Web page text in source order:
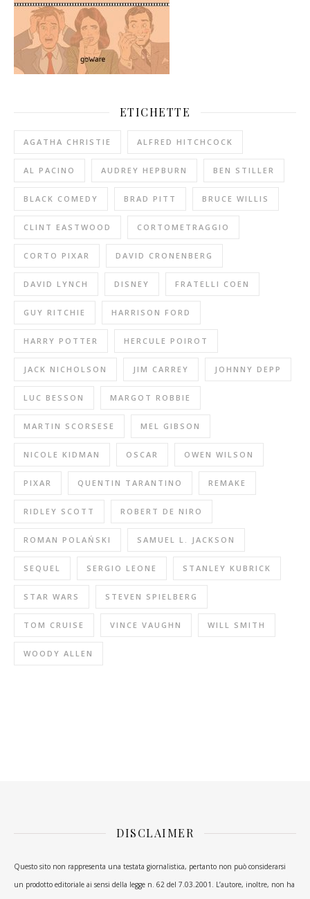
ETICHETTE
AGATHA CHRISTIE ALFRED HITCHCOCK
AL PACINO AUDREY HEPBURN BEN STILLER
BLACK COMEDY BRAD PITT BRUCE WILLIS
CLINT EASTWOOD CORTOMETRAGGIO
CORTO PIXAR DAVID CRONENBERG
DAVID LYNCH DISNEY FRATELLI COEN
GUY RITCHIE HARRISON FORD
HARRY POTTER HERCULE POIROT
JACK NICHOLSON JIM CARREY JOHNNY DEPP
LUC BESSON MARGOT ROBBIE
MARTIN SCORSESE MEL GIBSON
NICOLE KIDMAN OSCAR OWEN WILSON
PIXAR QUENTIN TARANTINO REMAKE
RIDLEY SCOTT ROBERT DE NIRO
ROMAN POLAŃSKI SAMUEL L. JACKSON
SEQUEL SERGIO LEONE STANLEY KUBRICK
STAR WARS STEVEN SPIELBERG
TOM CRUISE VINCE VAUGHN WILL SMITH
WOODY ALLEN
DISCLAIMER
Questo sito non rappresenta una testata giornalistica, pertanto non può considerarsi
un prodotto editoriale ai sensi della legge n. 62 del 7.03.2001. L’autore, inoltre, non ha